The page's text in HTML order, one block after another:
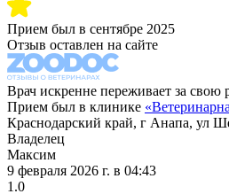
Прием был в сентябре 2025
Отзыв оставлен на сайте
Врач искренне переживает за свою
Прием был в клинике «
Краснодарский край, г Анапа, ул
Владелец
Максим
9 февраля 2026 г. в 04:43
1.0